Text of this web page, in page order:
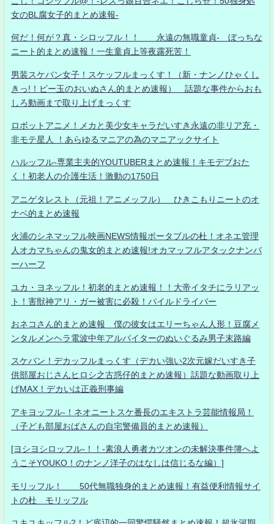
女のBL腐女子的まとめ速報-
何だ！何が？真・シロッフル！！ 永遠の無職童貞- ぼっちな
ニート的まとめ速報！一生童貞上等夜露死苦！
男装スケバン女子！スケッフルまっくす！（新・ナンノひゃくし
きっ!！ビー玉のおいぬさん的まとめ速報） 話題な事件からおも
しろ動画まで取り上げまっくす
ロボットアニメ！メカと美少女キャラだいすき永遠の非リア充・
非モテ星人 ！あらゆるマニアの為のマニアックサイト
ハルッフル-専業主夫的YOUTUBERまとめ速報！キモデブおた
く！初老人の介護生活！激動の1750日
アニゲタレスト（元祖！アニメッフル） ひきこもりニートのオ
ナベ的まとめ速報
火浦のシネマッフル映画NEWS情報ポータブルの杜！オネエ管理
人オカマちゃんの鬼女的まとめ速報!オカマッフルアタックナンバ
ーハーフ
ユカ・ヨネッフル！初老的まとめ速報！！大帝イタチにラリアッ
ト！害獣神アリ・ガー被害に必殺！パイルドライバー
おネコさん的まとめ速報 僕の彼女はエリーちゃん人形！豆腐メ
ンタルメンヘラ電波中年アルバイターのぬいぐるみ男子末路編
スケバン！デカッフルまっくす（デカい強い2次元嫁だいすき子
供部屋おじさんヒロシ之古惑仔的まとめ速報）話題な動画取り上
げMAX！デカいは正義刑事編
アキヨッフル-！ネオニートスケ番長のエキストラ芸能情報局！
（子ども部屋おばさんの自宅警備員的まとめ速報）
[ヨシヨシロッフル-！！-素浪人勇者カツオンの未解決事件簿へよ
うこそYOUKO！のナンノ洋子のはなしは信じるな編）]
モリッフル！ 50代無職独身的まとめ速報！有益便利情報サイ
トの杜 モリッフル